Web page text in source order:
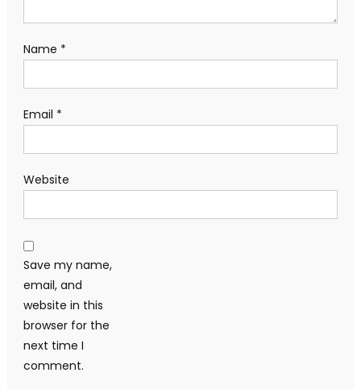
Name *
Email *
Website
Save my name,
email, and
website in this
browser for the
next time I
comment.